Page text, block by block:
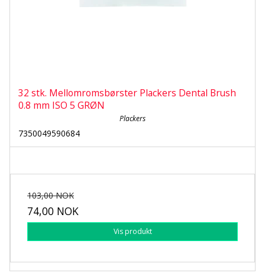
32 stk. Mellomromsbørster Plackers Dental Brush
0.8 mm ISO 5 GRØN
Plackers
7350049590684
103,00 NOK
74,00 NOK
Vis produkt